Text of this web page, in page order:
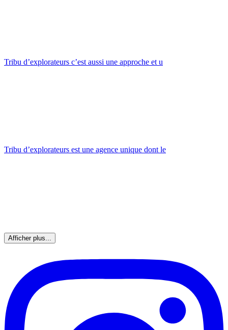
Tribu d’explorateurs c’est aussi une approche et u
Tribu d’explorateurs est une agence unique dont le
Afficher plus...